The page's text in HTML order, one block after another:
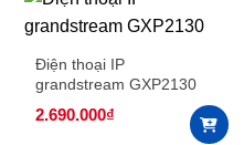
Điện thoại IP
grandstream GXP2130
2.690.000₫